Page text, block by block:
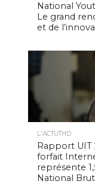
National
Le grand
et de
L'ACTUTHD
Rapport UIT
forfait
représente
National